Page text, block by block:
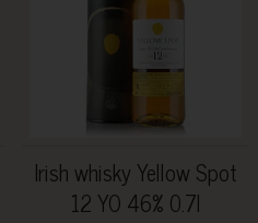
Irish whisky Yellow Spot
12 YO 46% 0.7l